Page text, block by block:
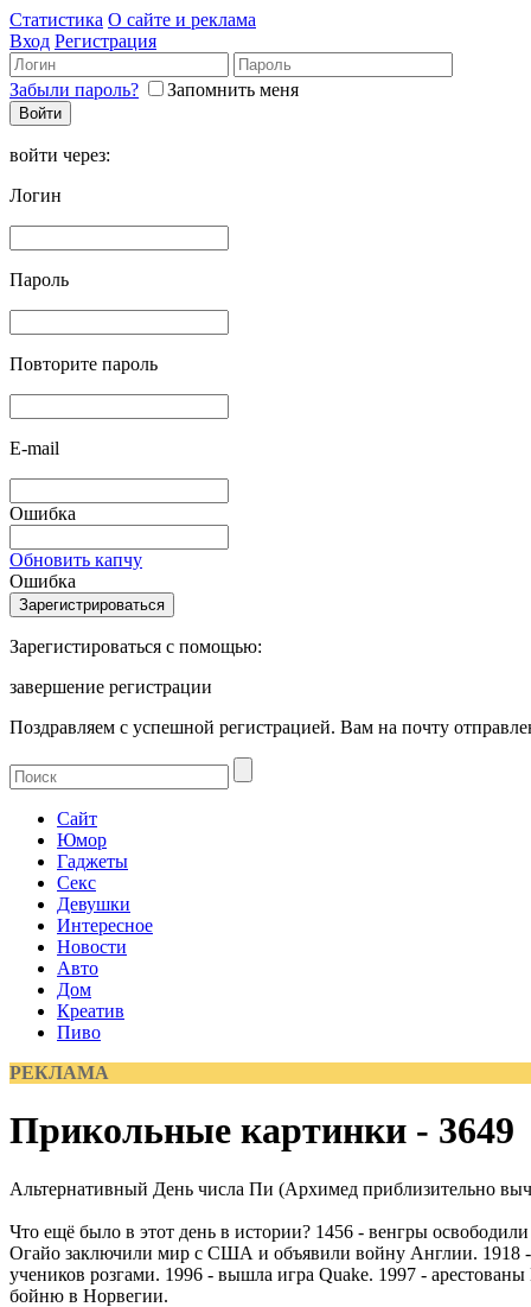
Статистика О сайте и реклама
Вход Регистрация
Забыли пароль? Запомнить меня
войти через:
Логин
Пароль
Повторите пароль
E-mail
Ошибка
Обновить капчу
Ошибка
Зарегистироваться с помощью:
завершение регистрации
Поздравляем с успешной регистрацией. Вам на почту
Сайт
Юмор
Гаджеты
Секс
Девушки
Интересное
Новости
Авто
Дом
Креатив
Пиво
РЕКЛАМА
Прикольные картинки - 3649
Альтернативный День числа Пи (Архимед приблизительно
Что ещё было в этот день в истории? 1456 - венгры
Огайо заключили мир с США и объявили войну Англии. 1918 -
учеников розгами. 1996 - вышла игра Quake. 1997 -
бойню в Норвегии.